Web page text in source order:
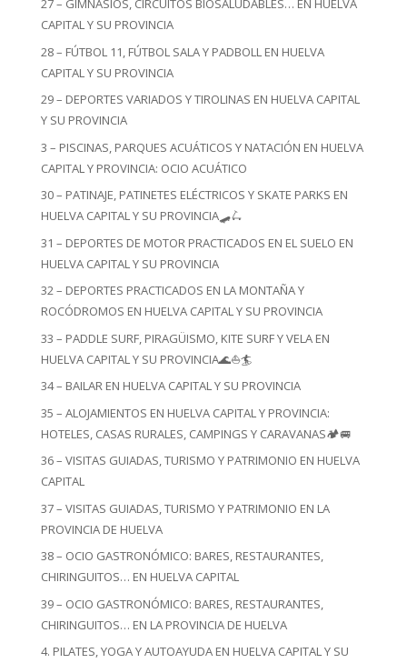
27 – GIMNASIOS, CIRCUITOS BIOSALUDABLES… EN HUELVA
CAPITAL Y SU PROVINCIA
28 – FÚTBOL 11, FÚTBOL SALA Y PADBOLL EN HUELVA
CAPITAL Y SU PROVINCIA
29 – DEPORTES VARIADOS Y TIROLINAS EN HUELVA CAPITAL
Y SU PROVINCIA
3 – PISCINAS, PARQUES ACUÁTICOS Y NATACIÓN EN HUELVA
CAPITAL Y PROVINCIA: OCIO ACUÁTICO
30 – PATINAJE, PATINETES ELÉCTRICOS Y SKATE PARKS EN
HUELVA CAPITAL Y SU PROVINCIA🛹🛴
31 – DEPORTES DE MOTOR PRACTICADOS EN EL SUELO EN
HUELVA CAPITAL Y SU PROVINCIA
32 – DEPORTES PRACTICADOS EN LA MONTAÑA Y
ROCÓDROMOS EN HUELVA CAPITAL Y SU PROVINCIA
33 – PADDLE SURF, PIRAGÜISMO, KITE SURF Y VELA EN
HUELVA CAPITAL Y SU PROVINCIA🌊⛵🏄
34 – BAILAR EN HUELVA CAPITAL Y SU PROVINCIA
35 – ALOJAMIENTOS EN HUELVA CAPITAL Y PROVINCIA:
HOTELES, CASAS RURALES, CAMPINGS Y CARAVANAS🏕️🚐
36 – VISITAS GUIADAS, TURISMO Y PATRIMONIO EN HUELVA
CAPITAL
37 – VISITAS GUIADAS, TURISMO Y PATRIMONIO EN LA
PROVINCIA DE HUELVA
38 – OCIO GASTRONÓMICO: BARES, RESTAURANTES,
CHIRINGUITOS… EN HUELVA CAPITAL
39 – OCIO GASTRONÓMICO: BARES, RESTAURANTES,
CHIRINGUITOS… EN LA PROVINCIA DE HUELVA
4. PILATES, YOGA Y AUTOAYUDA EN HUELVA CAPITAL Y SU